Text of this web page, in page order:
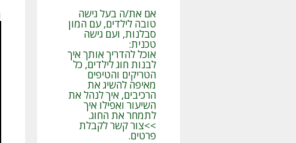
אם את/ה בעל גישה
טובה לילדים, עם המון
סבלנות, ועם גישה
טכנית:
אוכל להדריך אותך איך
לבנות חוג לילדים, כל
הטריקים והטיפים
מאיפה להשיג את
הרכיבים, איך לנהל את
השיעור ואפילו איך
לתמחר את החוג.
>>צור קשר לקבלת
פרטים.